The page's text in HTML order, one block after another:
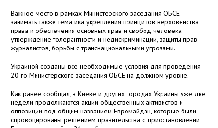
Важное место в рамках Министерского заседания ОБСЕ
занимать также тематика укрепления принципов верховенства
права и обеспечения основных прав и свобод человека,
утверждение толерантности и недискриминации, защиты прав
журналистов, борьбы с транснациональными угрозами.
Украиной созданы все необходимые условия для проведения
20-го Министерского заседания ОБСЕ на должном уровне.
Как ранее сообщал, в Киеве и других городах Украины уже две
недели продолжаются акции общественных активистов и
оппозиции под общим названием Евромайдан, которые были
спровоцированы решением правительства о приостановлении